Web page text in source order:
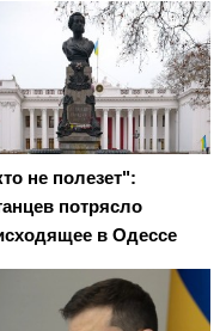
не полезет":
потрясло
в Одессе